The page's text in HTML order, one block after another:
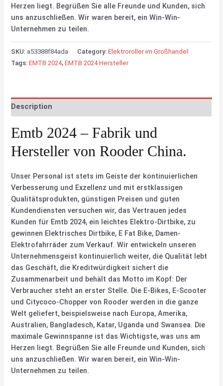
Herzen liegt. Begrüßen Sie alle Freunde und Kunden, sich
uns anzuschließen. Wir waren bereit, ein Win-Win-
Unternehmen zu teilen.
SKU: a53388f84ada Category:Elektroroller im Großhandel
Tags:EMTB 2024,EMTB 2024 Hersteller
Description
Emtb 2024 – Fabrik und
Hersteller von Rooder China.
Unser Personal ist stets im Geiste der kontinuierlichen
Verbesserung und Exzellenz und mit erstklassigen
Qualitätsprodukten, günstigen Preisen und guten
Kundendiensten versuchen wir, das Vertrauen jedes
Kunden für Emtb 2024, ein leichtes Elektro-Dirtbike, zu
gewinnen Elektrisches Dirtbike, E Fat Bike, Damen-
Elektrofahrräder zum Verkauf. Wir entwickeln unseren
Unternehmensgeist kontinuierlich weiter, die Qualität lebt
das Geschäft, die Kreditwürdigkeit sichert die
Zusammenarbeit und behält das Motto im Kopf: Der
Verbraucher steht an erster Stelle. Die E-Bikes, E-Scooter
und Citycoco-Chopper von Rooder werden in die ganze
Welt geliefert, beispielsweise nach Europa, Amerika,
Australien, Bangladesch, Katar, Uganda und Swansea. Die
maximale Gewinnspanne ist das Wichtigste, was uns am
Herzen liegt. Begrüßen Sie alle Freunde und Kunden, sich
uns anzuschließen. Wir waren bereit, ein Win-Win-
Unternehmen zu teilen.